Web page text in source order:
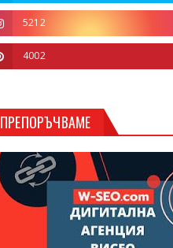
5212
4002
ПРЕПОРЪЧВАМЕ